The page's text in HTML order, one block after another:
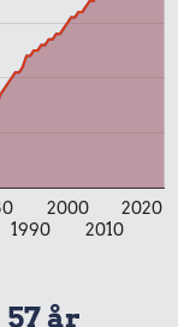
1990
2000
2010
2020
57 år